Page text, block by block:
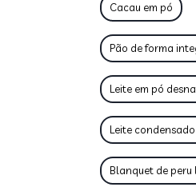
Cacau em pó
Pão de forma
Leite em pó
Leite
Blanquet de peru